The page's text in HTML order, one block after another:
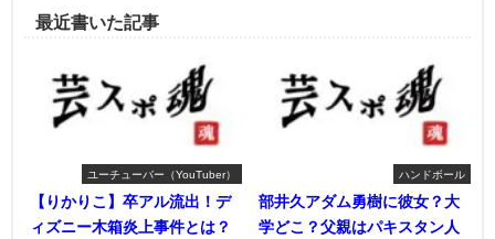
最近書いた記事
ユーチューバー（YouTuber）
【りかりこ】卒アル流出！デ
ィズニー木箱炎上事件とは？
ハンドボール
部井久アダム勇樹に彼女？大
学どこ？父親はパキスタン人